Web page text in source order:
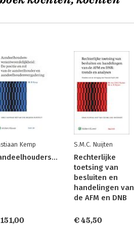
Kemp
Aandeelhoudersverantwoordelijkheid
S.M.C. Nuijten
Rechterlijke
toetsing van
besluiten en
handelingen van
de AFM en DNB
€ 45,50